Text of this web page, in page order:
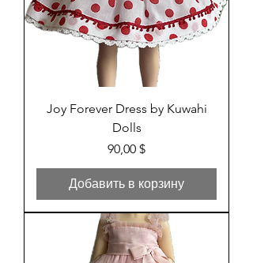
Joy Forever Dress by Kuwahi
Dolls
Цена
90,00 $
Добавить в корзину